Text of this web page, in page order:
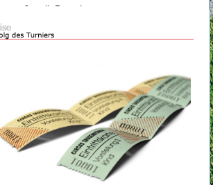
Jannik Brosch
Danke an Alle
sich bei allen Sponsoren, Helfern,
für die tolle Unterstützung bei
Stadtmeisterschaft 2017.
Stadtmeister 2017